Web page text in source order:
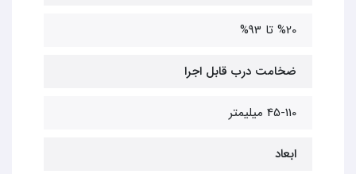
%20 تا 93%
ضخامت درب قابل اجرا
45-110 میلیمتر
ابعاد